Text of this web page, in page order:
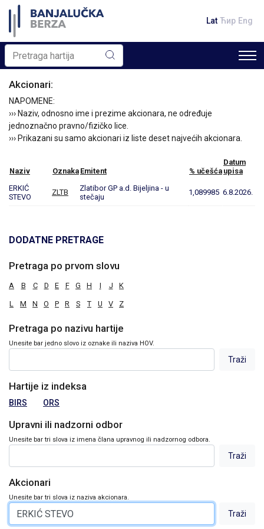
Lat Ћир Eng
Akcionari:
NAPOMENE:
››› Naziv, odnosno ime i prezime akcionara, ne određuje
jednoznačno pravno/fizičko lice.
››› Prikazani su samo akcionari iz liste deset najvećih akcionara.
Naziv Oznaka Emitent % učešća
Datum
upisa
ERKIĆ
STEVO
ZLTB
Zlatibor GP a.d. Bijeljina - u
stečaju
1,089985 6.8.2026.
DODATNE PRETRAGE
Pretraga po prvom slovu
A B C D E F G H I J K
L M N O P R S T U V Z
Pretraga po nazivu hartije
Unesite bar jedno slovo iz oznake ili naziva HOV.
Hartije iz indeksa
BIRS ORS
Upravni ili nadzorni odbor
Unesite bar tri slova iz imena člana upravnog ili nadzornog odbora.
Akcionari
Unesite bar tri slova iz naziva akcionara.